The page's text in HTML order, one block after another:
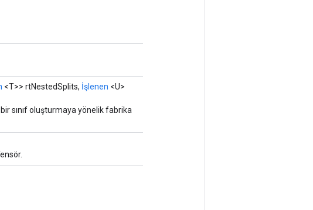
<T>> rtNestedSplits, İşlenen <U>
sınıf oluşturmaya yönelik fabrika